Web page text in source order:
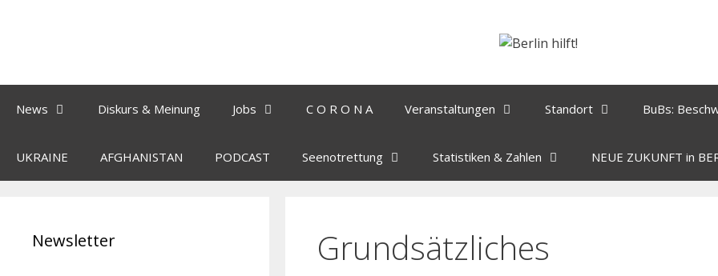
News Diskurs & Meinung Jobs C O R O N A Veranstaltungen Standort BuBs:
UKRAINE AFGHANISTAN PODCAST Seenotrettung Statistiken & Zahlen NEUE ZUKUNFT in
Grundsätzliches
Newsletter